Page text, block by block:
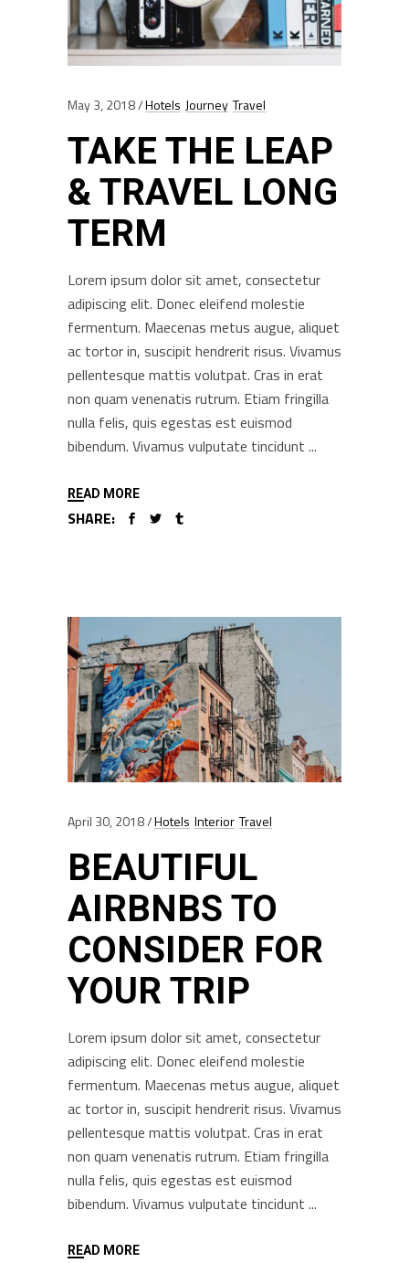
May 3, 2018 Hotels Journey Travel
TAKE THE LEAP
& TRAVEL LONG
TERM
Lorem ipsum dolor sit amet, consectetur
adipiscing elit. Donec eleifend molestie
fermentum. Maecenas metus augue, aliquet
ac tortor in, suscipit hendrerit risus. Vivamus
pellentesque mattis volutpat. Cras in erat
non quam venenatis rutrum. Etiam fringilla
nulla felis, quis egestas est euismod
bibendum. Vivamus vulputate tincidunt
READ MORE
SHARE:
April 30, 2018 Hotels Interior Travel
BEAUTIFUL
AIRBNBS TO
CONSIDER FOR
YOUR TRIP
Lorem ipsum dolor sit amet, consectetur
adipiscing elit. Donec eleifend molestie
fermentum. Maecenas metus augue, aliquet
ac tortor in, suscipit hendrerit risus. Vivamus
pellentesque mattis volutpat. Cras in erat
non quam venenatis rutrum. Etiam fringilla
nulla felis, quis egestas est euismod
bibendum. Vivamus vulputate tincidunt
READ MORE